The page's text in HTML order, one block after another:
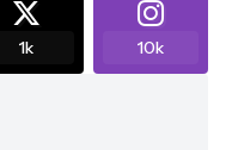
1k 10k